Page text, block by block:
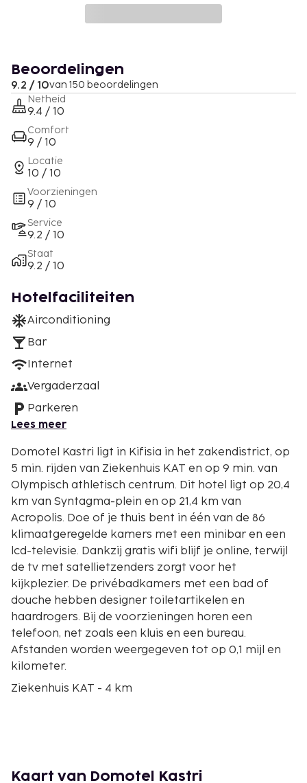
Beoordelingen
9.2 / 10van 150 beoordelingen
Netheid
9.4 / 10
Comfort
9 / 10
Locatie
10 / 10
Voorzieningen
9 / 10
Service
9.2 / 10
Staat
9.2 / 10
Hotelfaciliteiten
Airconditioning
Bar
Internet
Vergaderzaal
Parkeren
Lees meer
Domotel Kastri ligt in Kifisia in het zakendistrict, op
5 min. rijden van Ziekenhuis KAT en op 9 min. van
Olympisch athletisch centrum. Dit hotel ligt op 20,4
km van Syntagma-plein en op 21,4 km van
Acropolis. Doe of je thuis bent in één van de 86
klimaatgeregelde kamers met een minibar en een
lcd-televisie. Dankzij gratis wifi blijf je online, terwijl
de tv met satellietzenders zorgt voor het
kijkplezier. De privébadkamers met een bad of
douche hebben designer toiletartikelen en
haardrogers. Bij de voorzieningen horen een
telefoon, net zoals een kluis en een bureau.
Afstanden worden weergegeven tot op 0,1 mijl en
kilometer.
Ziekenhuis KAT - 4 km
Golden Hall - 7,9 km
Kaart van Domotel Kastri